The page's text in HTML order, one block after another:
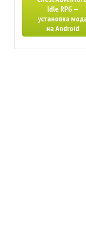
Idle RPG —
установка
на Android